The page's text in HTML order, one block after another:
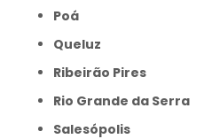
Poá
Queluz
Ribeirão Pires
Rio Grande da Serra
Salesópolis